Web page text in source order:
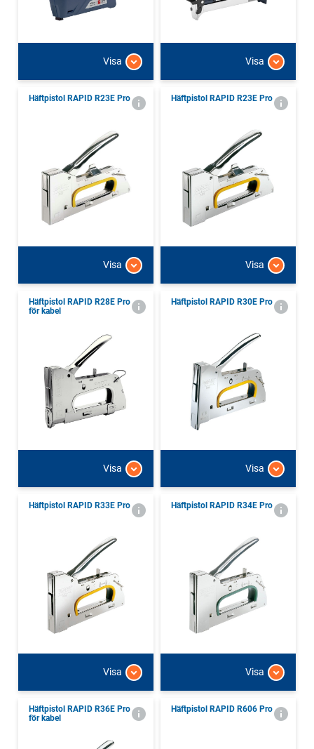
Visa Visa
Häftpistol RAPID R23E Pro
Visa
Häftpistol RAPID R23E Pro
Visa
Häftpistol RAPID R28E Pro
för kabel
Visa
Häftpistol RAPID R30E Pro
Visa
Häftpistol RAPID R33E Pro
Visa
Häftpistol RAPID R34E Pro
Visa
Häftpistol RAPID R36E Pro
för kabel
Häftpistol RAPID R606 Pro